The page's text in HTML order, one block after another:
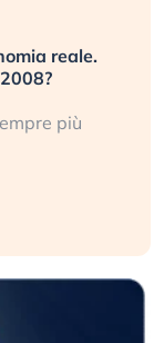
Gli
il rischio